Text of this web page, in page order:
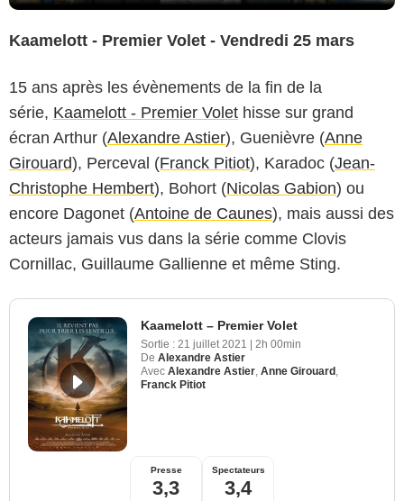
Kaamelott - Premier Volet - Vendredi 25 mars
15 ans après les évènements de la fin de la
série, Kaamelott - Premier Volet hisse sur grand
écran Arthur (Alexandre Astier), Guenièvre (Anne
Girouard), Perceval (Franck Pitiot), Karadoc (Jean-
Christophe Hembert), Bohort (Nicolas Gabion) ou
encore Dagonet (Antoine de Caunes), mais aussi des
acteurs jamais vus dans la série comme Clovis
Cornillac, Guillaume Gallienne et même Sting.
Kaamelott – Premier Volet
Sortie : 21 juillet 2021
2h 00min
De Alexandre Astier
Avec Alexandre Astier, Anne Girouard ,
Franck Pitiot
Presse
3,3
Spectateurs
3,4